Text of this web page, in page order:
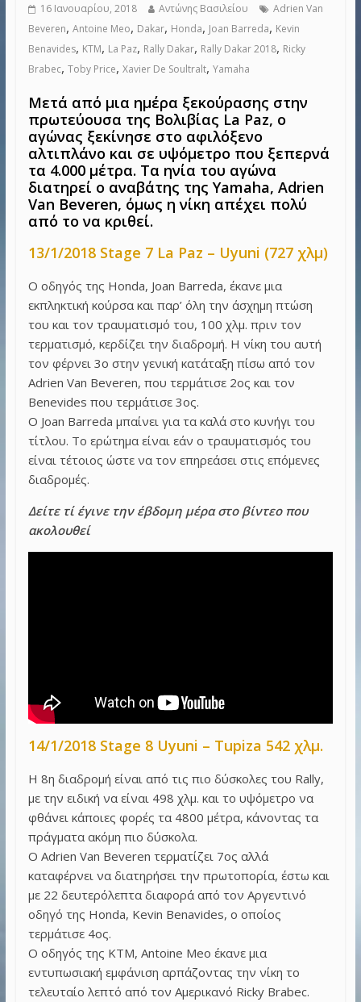
16 Ιανουαρίου, 2018 Αντώνης Βασιλείου
Adrien Van
Beveren, Antoine Meo, Dakar, Honda, Joan Barreda, Kevin
Benavides, KTM, La Paz, Rally Dakar, Rally Dakar 2018, Ricky
Brabec, Toby Price, Xavier De Soultralt, Yamaha
Μετά από μια ημέρα ξεκούρασης στην
πρωτεύουσα της Βολιβίας La Paz, ο
αγώνας ξεκίνησε στο αφιλόξενο
αλτιπλάνο και σε υψόμετρο που ξεπερνά
τα 4.000 μέτρα. Τα ηνία του αγώνα
διατηρεί ο αναβάτης της Yamaha, Adrien
Van Beveren, όμως η νίκη απέχει πολύ
από το να κριθεί.
13/1/2018 Stage 7 La Paz – Uyuni (727 χλμ)
O οδηγός της Honda, Joan Barreda, έκανε μια
εκπληκτική κούρσα και παρ’ όλη την άσχημη πτώση
του και τον τραυματισμό του, 100 χλμ. πριν τον
τερματισμό, κερδίζει την διαδρομή. Η νίκη του αυτή
τον φέρνει 3ο στην γενική κατάταξη πίσω από τον
Adrien Van Beveren, που τερμάτισε 2ος και τον
Benevides που τερμάτισε 3ος.
Ο Joan Barreda μπαίνει για τα καλά στο κυνήγι του
τίτλου. Το ερώτημα είναι εάν ο τραυματισμός του
είναι τέτοιος ώστε να τον επηρεάσει στις επόμενες
διαδρομές.
Δείτε τί έγινε την έβδομη μέρα στο βίντεο που
ακολουθεί
14/1/2018 Stage 8 Uyuni – Tupiza 542 χλμ.
Η 8η διαδρομή είναι από τις πιο δύσκολες του Rally,
με την ειδική να είναι 498 χλμ. και το υψόμετρο να
φθάνει κάποιες φορές τα 4800 μέτρα, κάνοντας τα
πράγματα ακόμη πιο δύσκολα.
Ο Adrien Van Beveren τερματίζει 7ος αλλά
καταφέρνει να διατηρήσει την πρωτοπορία, έστω και
με 22 δευτερόλεπτα διαφορά από τον Αργεντινό
οδηγό της Honda, Kevin Benavides, ο οποίος
τερμάτισε 4ος.
Ο οδηγός της KTM, Antoine Meo έκανε μια
εντυπωσιακή εμφάνιση αρπάζοντας την νίκη το
τελευταίο λεπτό από τον Αμερικανό Ricky Brabec.